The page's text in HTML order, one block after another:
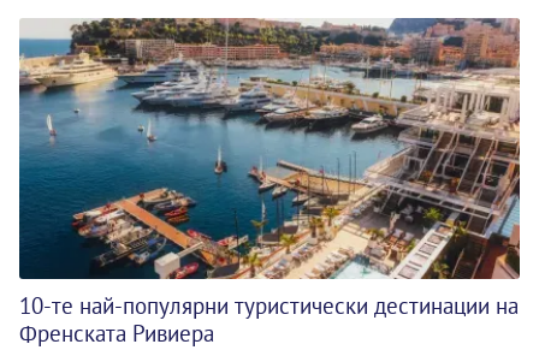
10-те най-популярни туристически дестинации на
Френската Ривиера